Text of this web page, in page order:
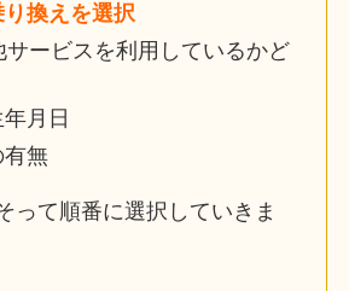
換えを選択
サービスを利用しているかど
月日
有無
って順番に選択していきま